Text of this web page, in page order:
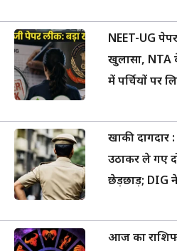
NEET-UG
खुलासा, NTA
में पर्चियों पर
खाकी दागदार
उठाकर ले गए
छेड़छाड़; DIG
आज का